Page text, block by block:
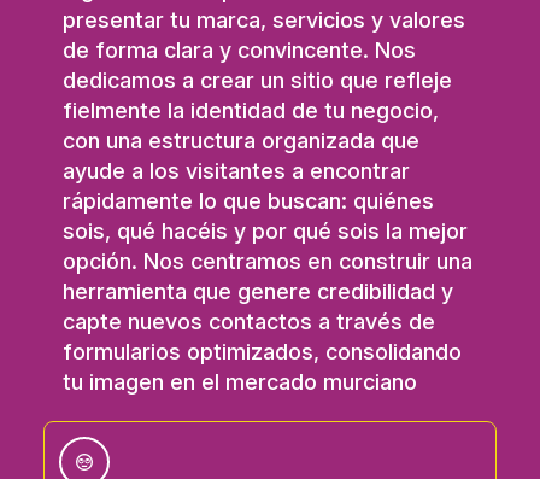
presentar tu marca, servicios y valores
de forma clara y convincente. Nos
dedicamos a crear un sitio que refleje
fielmente la identidad de tu negocio,
con una estructura organizada que
ayude a los visitantes a encontrar
rápidamente lo que buscan: quiénes
sois, qué hacéis y por qué sois la mejor
opción. Nos centramos en construir una
herramienta que genere credibilidad y
capte nuevos contactos a través de
formularios optimizados, consolidando
tu imagen en el mercado murciano